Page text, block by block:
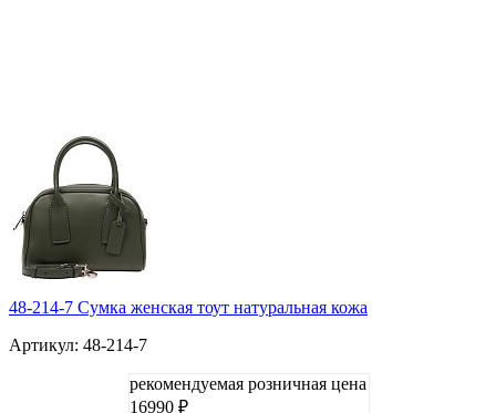
48-214-7 Сумка женская тоут натуральная кожа
Артикул: 48-214-7
рекомендуемая розничная цена
16990 ₽